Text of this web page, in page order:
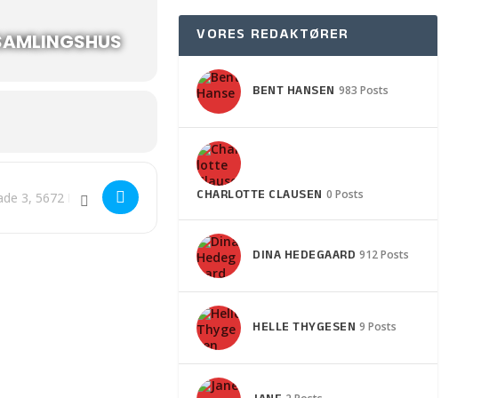
Address - Brunch i Sh. Lyndelse forsamlingshus [rSPtJQ85y]
VORES REDAKTØRER
BENT HANSEN 983 Posts
CHARLOTTE CLAUSEN 0 Posts
DINA HEDEGAARD 912 Posts
HELLE THYGESEN 9 Posts